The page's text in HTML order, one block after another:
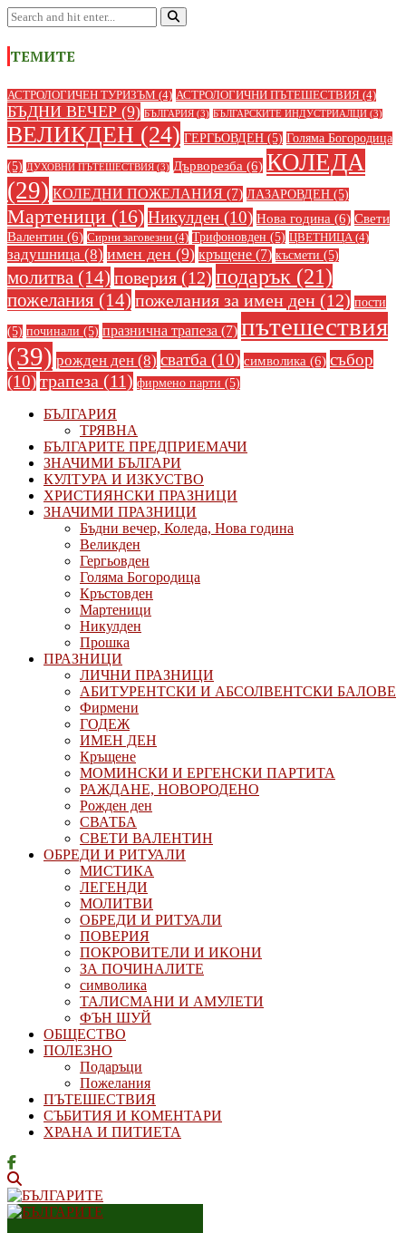
ТЕМИТЕ
АСТРОЛОГИЧЕН ТУРИЗЪМ (4) АСТРОЛОГИЧНИ ПЪТЕШЕСТВИЯ (4)
БЪДНИ ВЕЧЕР (9) БЪЛГАРИЯ (3) БЪЛГАРСКИТЕ ИНДУСТРИАЛЦИ (3)
ВЕЛИКДЕН (24) ГЕРГЬОВДЕН (5) Голяма Богородица
(5) ДУХОВНИ ПЪТЕШЕСТВИЯ (3) Дърворезба (6) КОЛЕДА
(29) КОЛЕДНИ ПОЖЕЛАНИЯ (7) ЛАЗАРОВДЕН (5)
Мартеници (16)Никулден (10) Нова година (6) Свети
Валентин (6) Сирни заговезни (4) Трифоновден (5) ЦВЕТНИЦА (4)
задушница (8) имен ден (9) кръщене (7) късмети (5)
молитва (14) поверия (12) подарък (21)
пожелания (14) пожелания за имен ден (12) пости
(5) починали (5) празнична трапеза (7) пътешествия
(39) рожден ден (8) сватба (10) символика (6) събор
(10)трапеза (11) фирмено парти (5)
БЪЛГАРИЯ
ТРЯВНА
БЪЛГАРИТЕ ПРЕДПРИЕМАЧИ
ЗНАЧИМИ БЪЛГАРИ
КУЛТУРА И ИЗКУСТВО
ХРИСТИЯНСКИ ПРАЗНИЦИ
ЗНАЧИМИ ПРАЗНИЦИ
Бъдни вечер, Коледа, Нова година
Великден
Гергьовден
Голяма Богородица
Кръстовден
Мартеници
Никулден
Прошка
ПРАЗНИЦИ
ЛИЧНИ ПРАЗНИЦИ
АБИТУРЕНТСКИ И АБСОЛВЕНТСКИ БАЛОВЕ
Фирмени
ГОДЕЖ
ИМЕН ДЕН
Кръщене
МОМИНСКИ И ЕРГЕНСКИ ПАРТИТА
РАЖДАНЕ, НОВОРОДЕНО
Рожден ден
СВАТБА
СВЕТИ ВАЛЕНТИН
ОБРЕДИ И РИТУАЛИ
МИСТИКА
ЛЕГЕНДИ
МОЛИТВИ
ОБРЕДИ И РИТУАЛИ
ПОВЕРИЯ
ПОКРОВИТЕЛИ И ИКОНИ
ЗА ПОЧИНАЛИТЕ
символика
ТАЛИСМАНИ И АМУЛЕТИ
ФЪН ШУЙ
ОБЩЕСТВО
ПОЛЕЗНО
Подаръци
Пожелания
ПЪТЕШЕСТВИЯ
СЪБИТИЯ И КОМЕНТАРИ
ХРАНА И ПИТИЕТА